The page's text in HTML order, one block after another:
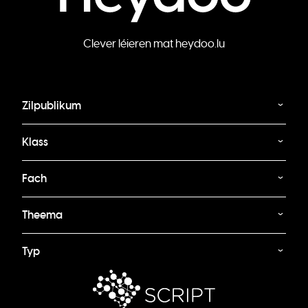
Clever léieren mat heydoo.lu
Zilpublikum
Klass
Fach
Theema
Typ